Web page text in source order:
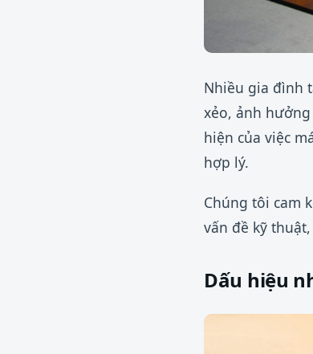
Nhiều gia đình
xẻo, ảnh
hiện của việc
hợp lý.
Chúng tôi cam
vấn đề kỹ
Dấu hiệu